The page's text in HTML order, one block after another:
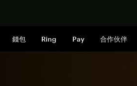
錢包 Ring Pay 合作伙伴